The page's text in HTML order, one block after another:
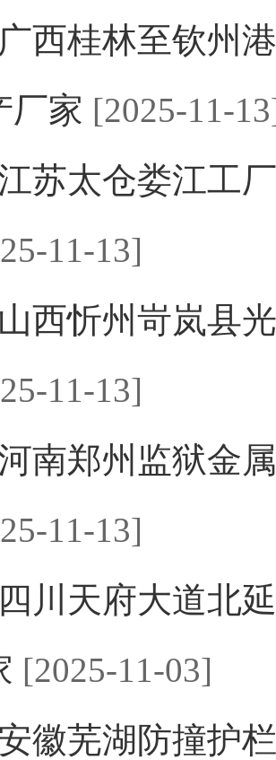
广西桂林至钦州
厂家 [2025-11-
苏太仓娄江工
11-13]
山西忻州岢岚县
11-13]
南郑州监狱金
11-13]
四川天府大道北
[2025-11-03]
徽芜湖防撞护